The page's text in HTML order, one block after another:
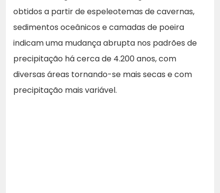
obtidos a partir de espeleotemas de cavernas,
sedimentos oceânicos e camadas de poeira
indicam uma mudança abrupta nos padrões de
precipitação há cerca de 4.200 anos, com
diversas áreas tornando-se mais secas e com
precipitação mais variável.